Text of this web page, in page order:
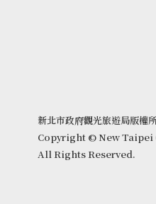
新北市政府觀光旅遊局版權
Copyright © New Taipei
All Rights Reserved.